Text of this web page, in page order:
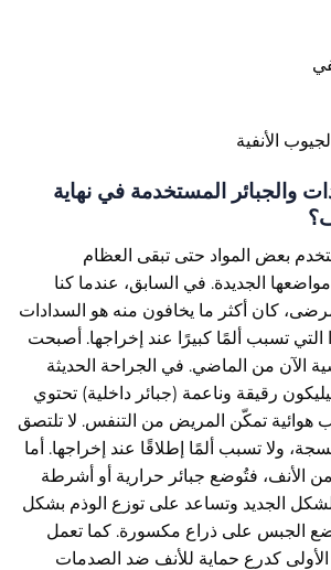
الأنفية
والجبائر المستخدمة في نهاية
بعض المواد حتى تبقى العظام
الجديدة. في السابق، عندما كنا
كان أكثر ما يخافون منه هو السدادات
التي تسبب ألمًا كبيرًا عند إخراجها. أصبحت
الآن من الماضي. في الجراحة الحديثة
رقيقة وناعمة (جبائر داخلية) تحتوي
هوائية تمكّن المريض من التنفس. لا تلتصق
ولا تسبب ألمًا إطلاقًا عند إخراجها. أما
الأنف، فتُوضع جبائر حرارية أو أشرطة
الجديد وتساعد على توزع الوذم بشكل
الجبس على ذراع مكسورة. كما تعمل
الأولى كدرع حماية للأنف ضد الصدمات